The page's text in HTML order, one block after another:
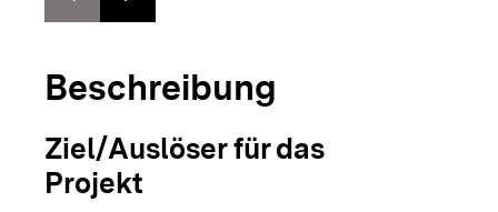
Zur vorhergehenden Folie springen
Zur nächsten Folie springen
Beschreibung
Ziel/Auslöser für das
Projekt